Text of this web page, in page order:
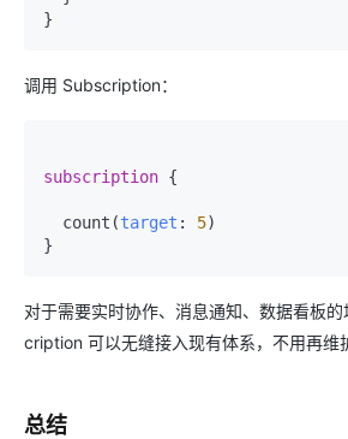
}
调用 Subscription：
subscription {
  count
(target : 5)
}
对于需要实时协作、消息通知、数据看板
cription 可以无缝接入现有体系，不用再维
总结